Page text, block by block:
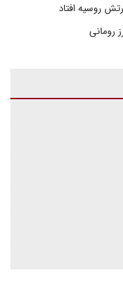
روسیه افتاد
رومانی